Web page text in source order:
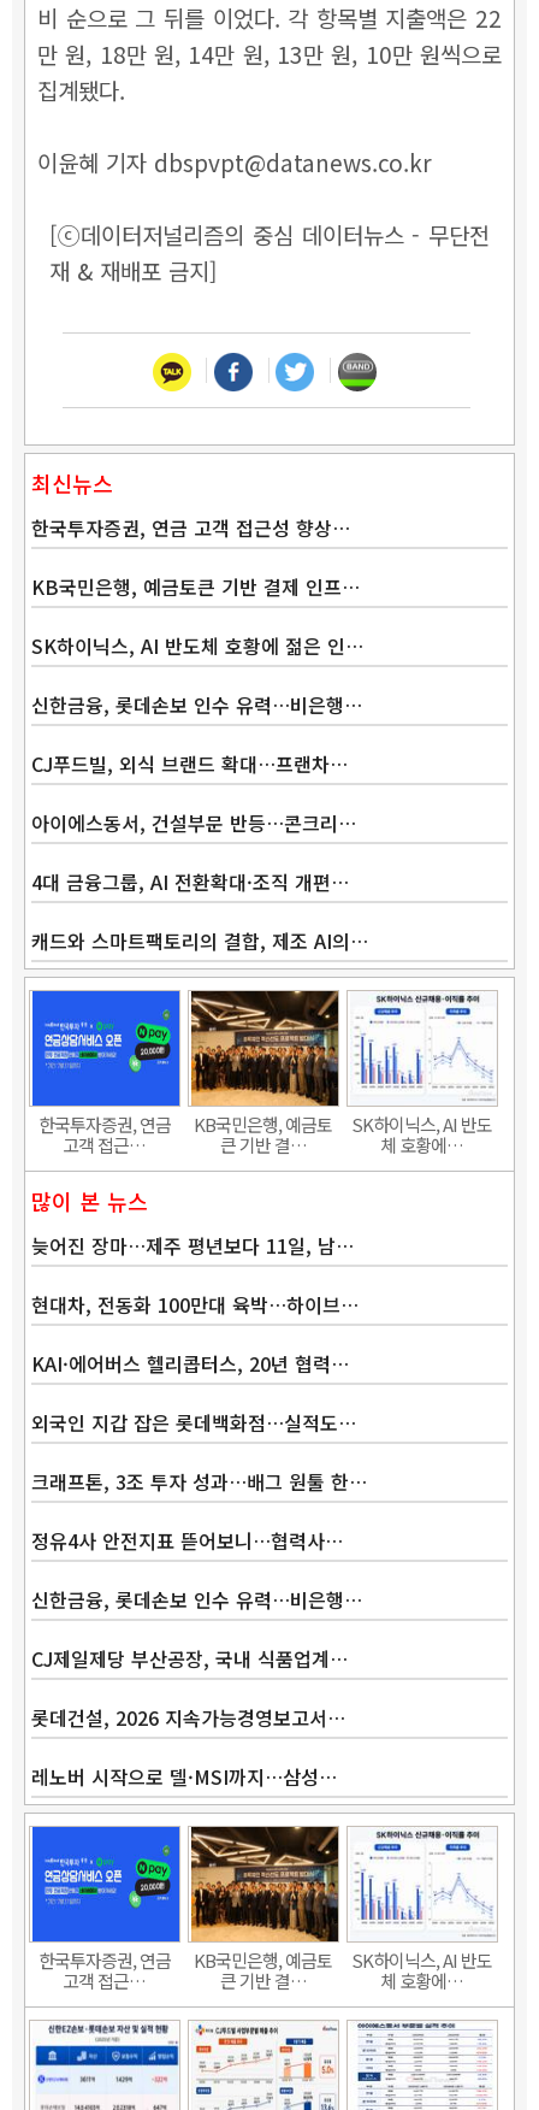
비 순으로 그 뒤를 이었다. 각 항목별 지출액은 22
만 원, 18만 원, 14만 원, 13만 원, 10만 원씩으로
집계됐다.
이윤혜 기자 dbspvpt@datanews.co.kr
[ⓒ데이터저널리즘의 중심 데이터뉴스 - 무단전
재 & 재배포 금지]
Band
최신뉴스
한국투자증권, 연금 고객 접근성 향상…
KB국민은행, 예금토큰 기반 결제 인프…
SK하이닉스, AI 반도체 호황에 젊은 인…
신한금융, 롯데손보 인수 유력…비은행…
CJ푸드빌, 외식 브랜드 확대…프랜차…
아이에스동서, 건설부문 반등…콘크리…
4대 금융그룹, AI 전환확대·조직 개편…
캐드와 스마트팩토리의 결합, 제조 AI의…
한국투자증권, 연금
고객 접근…
KB국민은행, 예금토
큰 기반 결…
SK하이닉스, AI 반도
체 호황에…
많이 본 뉴스
늦어진 장마…제주 평년보다 11일, 남…
현대차, 전동화 100만대 육박…하이브…
KAI·에어버스 헬리콥터스, 20년 협력…
외국인 지갑 잡은 롯데백화점…실적도…
크래프톤, 3조 투자 성과…배그 원툴 한…
정유4사 안전지표 뜯어보니…협력사…
신한금융, 롯데손보 인수 유력…비은행…
CJ제일제당 부산공장, 국내 식품업계…
롯데건설, 2026 지속가능경영보고서…
레노버 시작으로 델·MSI까지…삼성…
한국투자증권, 연금
고객 접근…
KB국민은행, 예금토
큰 기반 결…
SK하이닉스, AI 반도
체 호황에…